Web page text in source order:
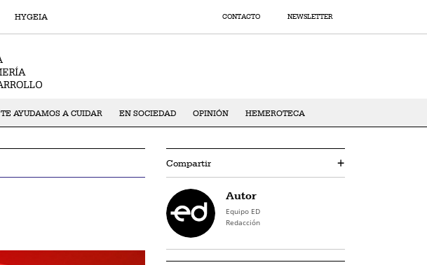
HYGEIA CONTACTO NEWSLETTER
TE AYUDAMOS A CUIDAR EN SOCIEDAD OPINIÓN HEMEROTECA
Compartir +
Autor
Equipo ED
Redacción